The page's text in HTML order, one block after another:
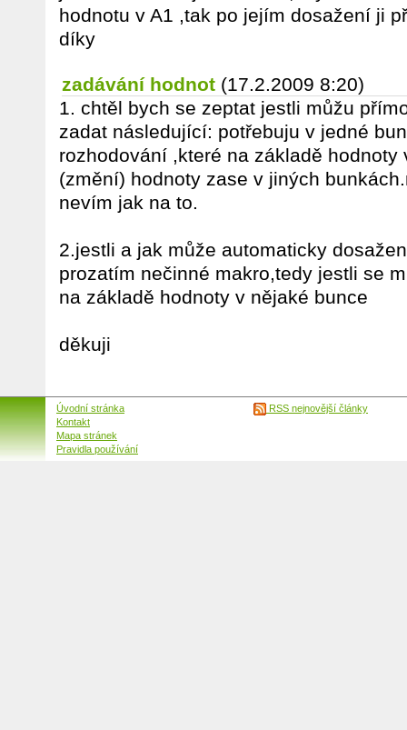
hodnotu v A1 ,tak po jejím dosažení ji
díky
zadávání hodnot (17.2.2009 8:20)
1. chtěl bych se zeptat jestli můžu
zadat následující: potřebuju v jedné
rozhodování ,které na základě
(změní) hodnoty zase v jiných
nevím jak na to.
2.jestli a jak může automaticky
prozatím nečinné makro,tedy jestli se
na základě hodnoty v nějaké bunce
děkuji
Úvodní stránka
Kontakt
Mapa stránek
Pravidla používání
RSS nejnovější články